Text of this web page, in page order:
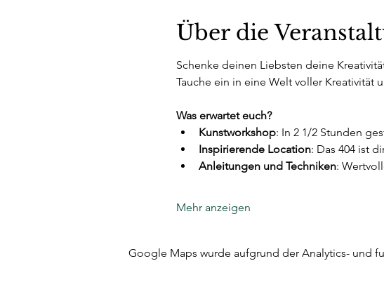
Über die
Schenke deinen Liebsten deine
Tauche ein in eine Welt voller Kreativität
Was erwartet euch?
Kunstworkshop: In 2 1/2 Stunden
Inspirierende Location: Das 404 ist
Anleitungen und Techniken:
Mehr anzeigen
Google Maps wurde aufgrund der Analytics- und